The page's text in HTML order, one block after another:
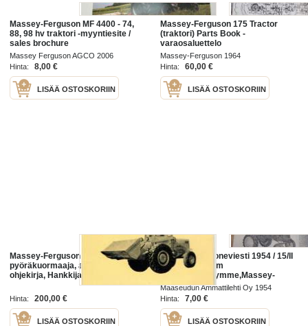
Massey-Ferguson MF 4400 - 74,
88, 98 hv traktori -myyntiesite /
sales brochure
Massey Ferguson AGCO 2006
Hinta:
8,00 €
LISÄÄ OSTOSKORIIN
Massey-Ferguson 175 Tractor
(traktori) Parts Book -
varaosaluettelo
Massey-Ferguson 1964
Hinta:
60,00 €
LISÄÄ OSTOSKORIIN
Massey-Ferguson MF 356
pyöräkuormaaja, alkuperäinen
ohjekirja, Hankkija, 24 sivua,
suomenkielinen, harvinainen.
Myyjän oma kappale eli erittäin
hyväkuntoinen.
Hinta: 200,00 €
LISÄÄ OSTOSKORIIN
Maaseudun Koneviesti 1954 / 15/II
elokuu II.sis mm
Traktoriesittelymme,Massey-
Harris Pony.Maaöljyn tarina II
osa:tuotanto.Puimureita,Massey-
Harris 630
Maaseudun Ammattilehti Oy 1954
Hinta:
7,00 €
LISÄÄ OSTOSKORIIN